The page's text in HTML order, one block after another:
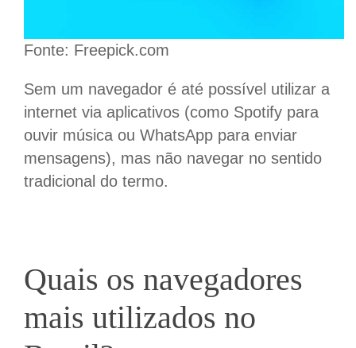
Fonte: Freepick.com
Sem um navegador é até possível utilizar a
internet via aplicativos (como Spotify para
ouvir música ou WhatsApp para enviar
mensagens), mas não navegar no sentido
tradicional do termo.
Quais os navegadores
mais utilizados no